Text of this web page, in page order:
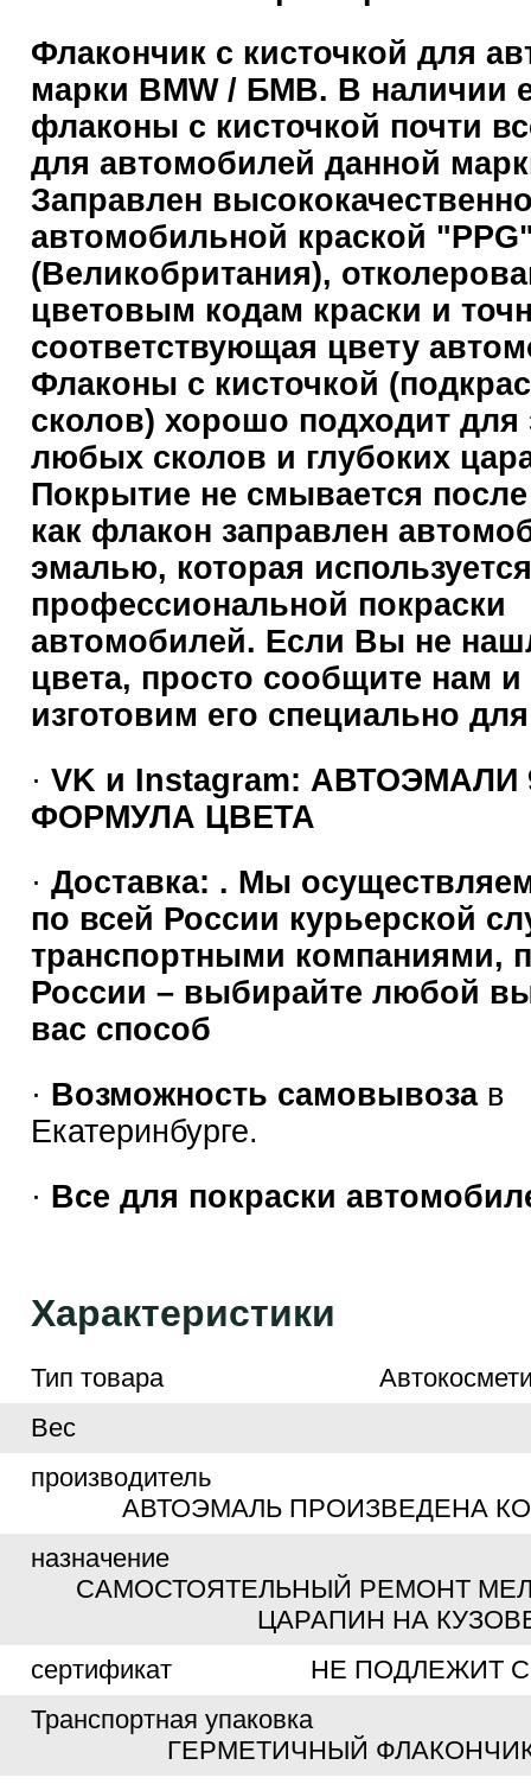
Флакончик с кисточкой для
марки BMW / БМВ. В наличии
флаконы с кисточкой почти
для автомобилей данной
Заправлен
автомобильной краской
(Великобритания),
цветовым кодам краски и
соответствующая цвету
Флаконы с кисточкой
сколов) хорошо подходит для
любых сколов и глубоких
Покрытие не смывается
как флакон заправлен
эмалью, которая
профессиональной покраски
автомобилей. Если Вы не
цвета, просто сообщите нам
изготовим его специально
· VK и Instagram: АВТОЭМАЛИ
ФОРМУЛА ЦВЕТА
· Доставка: . Мы
по всей России курьерской
транспортными компаниями,
России – выбирайте любой
вас способ
· Возможность самовывозав
Екатеринбурге.
· Все для покраски
Характеристики
Тип товара
Вес
производитель
АВТОЭМАЛЬ ПРОИЗВЕДЕНА
назначение
САМОСТОЯТЕЛЬНЫЙ РЕМОНТ
ЦАРАПИН НА
сертификат
НЕ ПОДЛЕЖИТ
Транспортная упаковка
ГЕРМЕТИЧНЫЙ